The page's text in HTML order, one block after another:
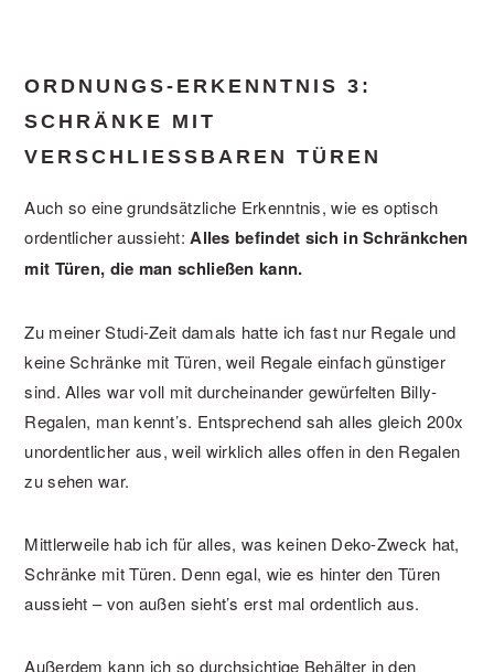
ORDNUNGS-ERKENNTNIS 3:
SCHRÄNKE MIT
VERSCHLIESSBAREN TÜREN
Auch so eine grundsätzliche Erkenntnis, wie es optisch
ordentlicher aussieht: Alles befindet sich in Schränkchen
mit Türen, die man schließen kann.
Zu meiner Studi-Zeit damals hatte ich fast nur Regale und
keine Schränke mit Türen, weil Regale einfach günstiger
sind. Alles war voll mit durcheinander gewürfelten Billy-
Regalen, man kennt’s. Entsprechend sah alles gleich 200x
unordentlicher aus, weil wirklich alles offen in den Regalen
zu sehen war.
Mittlerweile hab ich für alles, was keinen Deko-Zweck hat,
Schränke mit Türen. Denn egal, wie es hinter den Türen
aussieht – von außen sieht’s erst mal ordentlich aus.
Außerdem kann ich so durchsichtige Behälter in den